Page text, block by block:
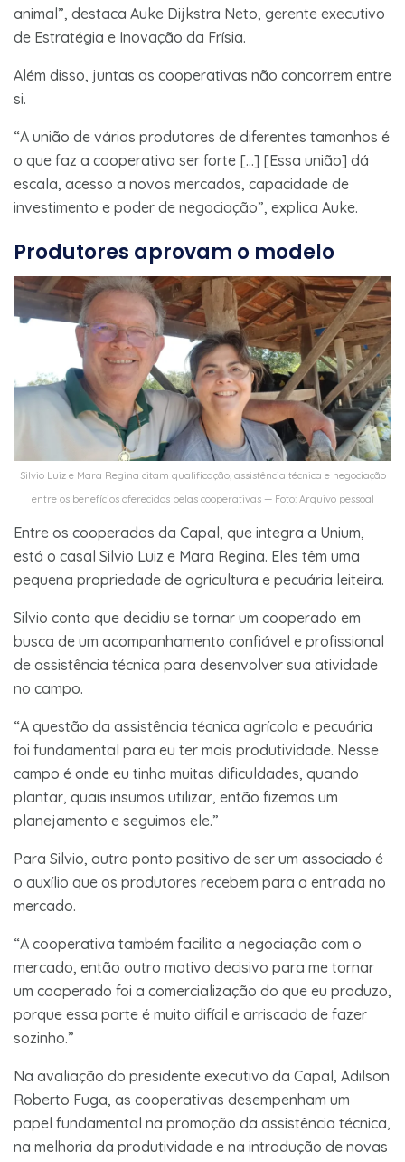
animal”, destaca Auke Dijkstra Neto, gerente executivo
de Estratégia e Inovação da Frísia.
Além disso, juntas as cooperativas não concorrem entre
si.
“A união de vários produtores de diferentes tamanhos é
o que faz a cooperativa ser forte […] [Essa união] dá
escala, acesso a novos mercados, capacidade de
investimento e poder de negociação”, explica Auke.
Produtores aprovam o modelo
Silvio Luiz e Mara Regina citam qualificação, assistência técnica e negociação
entre os benefícios oferecidos pelas cooperativas — Foto: Arquivo pessoal
Entre os cooperados da Capal, que integra a Unium,
está o casal Silvio Luiz e Mara Regina. Eles têm uma
pequena propriedade de agricultura e pecuária leiteira.
Silvio conta que decidiu se tornar um cooperado em
busca de um acompanhamento confiável e profissional
de assistência técnica para desenvolver sua atividade
no campo.
“A questão da assistência técnica agrícola e pecuária
foi fundamental para eu ter mais produtividade. Nesse
campo é onde eu tinha muitas dificuldades, quando
plantar, quais insumos utilizar, então fizemos um
planejamento e seguimos ele.”
Para Silvio, outro ponto positivo de ser um associado é
o auxílio que os produtores recebem para a entrada no
mercado.
“A cooperativa também facilita a negociação com o
mercado, então outro motivo decisivo para me tornar
um cooperado foi a comercialização do que eu produzo,
porque essa parte é muito difícil e arriscado de fazer
sozinho.”
Na avaliação do presidente executivo da Capal, Adilson
Roberto Fuga, as cooperativas desempenham um
papel fundamental na promoção da assistência técnica,
na melhoria da produtividade e na introdução de novas